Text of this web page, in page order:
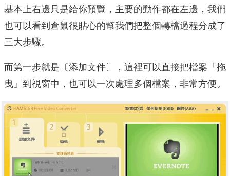
基本上右邊只是給你預覽，主要的動作都在左邊，我們
也可以看到倉鼠很貼心的幫我們把整個轉檔過程分成了
三大步驟。
而第一步就是〔添加文件〕，這裡可以直接把檔案「拖
曳」到視窗中，也可以一次處理多個檔案，非常方便。